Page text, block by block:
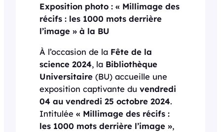
Exposition photo : « Millimage des
récifs : les 1000 mots derrière
l’image » à la BU
À l’occasion de la Fête de la
science 2024, la Bibliothèque
Universitaire (BU) accueille une
exposition captivante du vendredi
04 au vendredi 25 octobre 2024.
Intitulée « Millimage des récifs :
les 1000 mots derrière l’image »,